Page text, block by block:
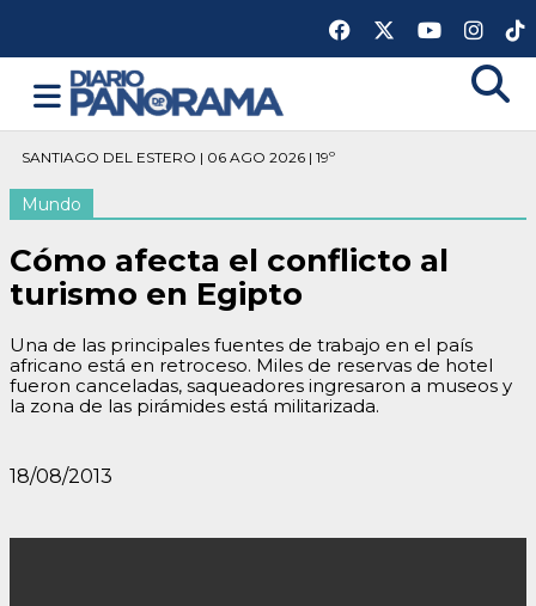
SANTIAGO DEL ESTERO | 06 AGO 2026 | 19º
Mundo
Cómo afecta el conflicto al
turismo en Egipto
Una de las principales fuentes de trabajo en el país
africano está en retroceso. Miles de reservas de hotel
fueron canceladas, saqueadores ingresaron a museos y
la zona de las pirámides está militarizada.
18/08/2013